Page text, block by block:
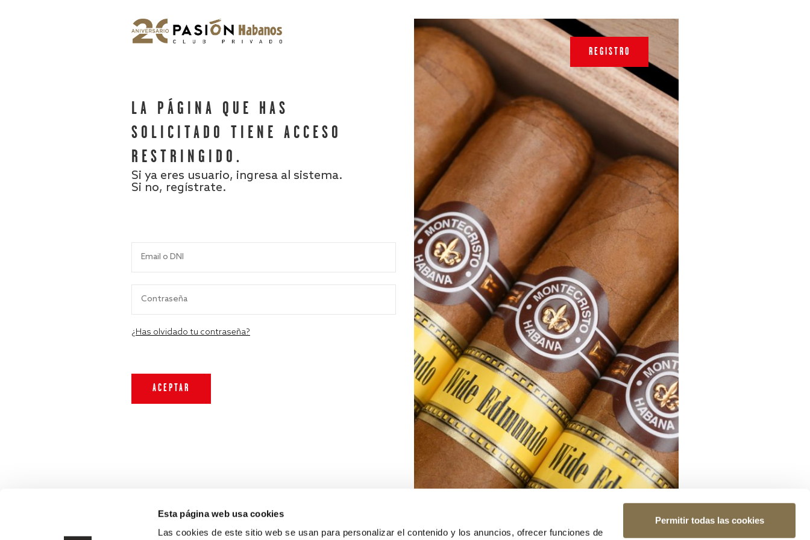
Esta página web usa cookies
Las cookies de este sitio web se usan para personalizar el contenido y los anuncios, ofrecer funciones de
Permitir todas las cookies
LA PÁGINA QUE HAS
SOLICITADO TIENE ACCESO
RESTRINGIDO.
Si ya eres usuario, ingresa al sistema.
Si no, regístrate.
¿Has olvidado tu contraseña?
REGISTRO